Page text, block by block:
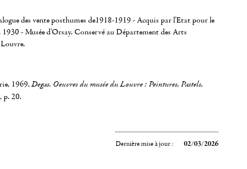
des vente posthumes de1918-1919 - Acquis par l'Etat pour le
- Musée d'Orsay. Conservé au Département des Arts
1969,Degas. Oeuvres du musée du Louvre : Peintures, Pastels,
p. 20.
Dernière mise à jour : 02/03/2026